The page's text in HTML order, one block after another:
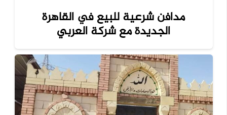
مدافن شرعية للبيع في القاهرة
الجديدة مع شركة العربي